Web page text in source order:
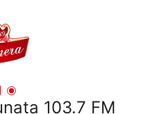
103.7 FM